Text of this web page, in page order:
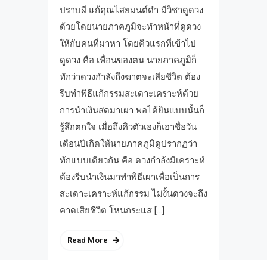
ปราบผี แก้คุณไสยมนต์ดำ มีวิชาดูดวง
ด้วยโดยนายภาคภูมิจะทำหน้าที่ดูดวง
ให้กับคนที่มาหา โดยคิวแรกที่เข้าไป
ดูดวง คือ เพื่อนของตน นายภาคภูมิก็
ทักว่าดวงกำลังถึงฆาตจะเสียชีวิต ต้อง
รีบทำพิธีแก้กรรมสะเดาะเคราะห์ด้วย
การนำเงินสดมาเผา พอได้ยินแบบนั้นก็
รู้สึกตกใจ เมื่อถึงคิวตัวเองก็เอาชื่อวัน
เดือนปีเกิดให้นายภาคภูมิดูปรากฏว่า
ทักแบบเดียวกัน คือ ดวงกำลังมีเคราะห์
ต้องรีบนำเงินมาทำพิธีเผาเพื่อเป็นการ
สะเดาะเคราะห์แก้กรรม ไม่งั้นดวงจะถึง
คาดเสียชีวิต โหนกระแส […]
Read More